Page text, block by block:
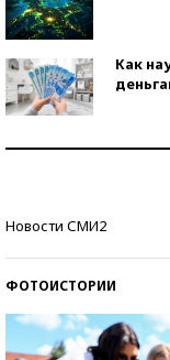
Как
Новости СМИ2
ФОТОИСТОРИИ